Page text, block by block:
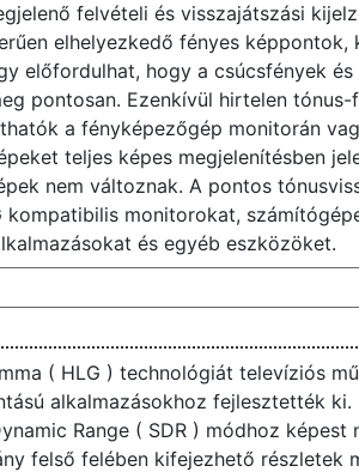
felvételi és visszajátszási
elhelyezkedő fényes képpontok,
előfordulhat, hogy a csúcsfények
pontosan. Ezenkívül hirtelen
a fényképezőgép monitorán
teljes képes megjelenítésben
nem változnak. A pontos
kompatibilis monitorokat,
és egyéb eszközöket.
( HLG ) technológiát televíziós
alkalmazásokhoz fejlesztették ki.
Range ( SDR ) módhoz képest
felső felében kifejezhető részletek